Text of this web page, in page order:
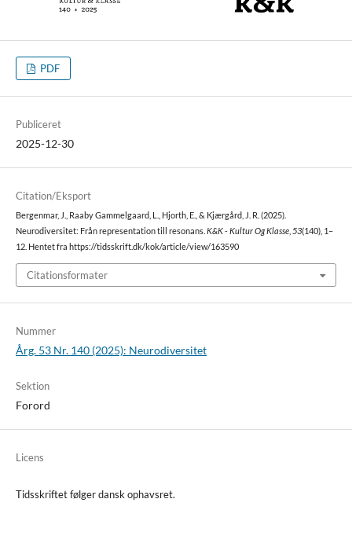
PDF
Publiceret
2025-12-30
Citation/Eksport
Bergenmar, J., Raaby Gammelgaard, L., Hjorth, E., & Kjærgård, J. R. (2025).
Neurodiversitet: Från representation till resonans. K&K - Kultur Og Klasse, 53(140), 1–
12. Hentet fra https://tidsskrift.dk/kok/article/view/163590
Citationsformater
Nummer
Årg. 53 Nr. 140 (2025): Neurodiversitet
Sektion
Forord
Licens
Tidsskriftet følger dansk ophavsret.